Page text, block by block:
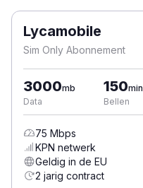
Lycamobile
Sim Only Abonnement
3000mb
Data
150min
Bellen
75 Mbps
KPN netwerk
Geldig in de EU
2 jarig contract